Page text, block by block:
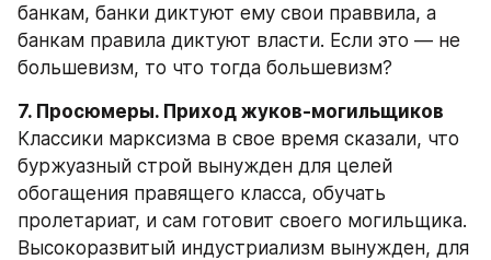
банкам, банки диктуют ему свои праввила, а
банкам правила диктуют власти. Если это — не
большевизм, то что тогда большевизм?
7. Просюмеры. Приход жуков-могильщиков
Классики марксизма в свое время сказали, что
буржуазный строй вынужден для целей
обогащения правящего класса, обучать
пролетариат, и сам готовит своего могильщика.
Высокоразвитый индустриализм вынужден, для